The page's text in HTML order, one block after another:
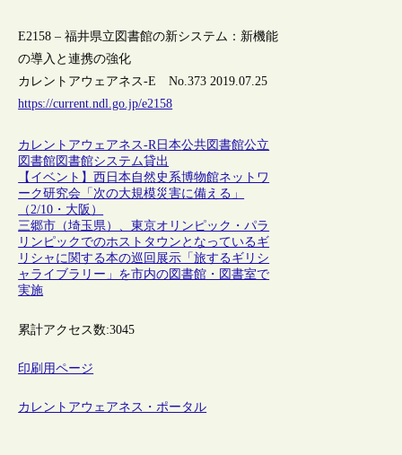
E2158 – 福井県立図書館の新システム：新機能
の導入と連携の強化
カレントアウェアネス-E No.373 2019.07.25
https://current.ndl.go.jp/e2158
カレントアウェアネス-R日本公共図書館公立
図書館図書館システム貸出
【イベント】西日本自然史系博物館ネットワ
ーク研究会「次の大規模災害に備える」
（2/10・大阪）
三郷市（埼玉県）、東京オリンピック・パラ
リンピックでのホストタウンとなっているギ
リシャに関する本の巡回展示「旅するギリシ
ャライブラリー」を市内の図書館・図書室で
実施
累計アクセス数:3045
印刷用ページ
カレントアウェアネス・ポータル